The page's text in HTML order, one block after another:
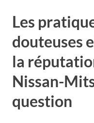
Les
douteuses
la
Nissan-
question